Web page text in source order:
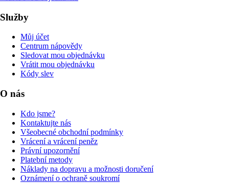
Služby
Můj účet
Centrum nápovědy
Sledovat mou objednávku
Vrátit mou objednávku
Kódy slev
O nás
Kdo jsme?
Kontaktujte nás
Všeobecné obchodní podmínky
Vrácení a vrácení peněz
Právní upozornění
Platební metody
Náklady na dopravu a možnosti doručení
Oznámení o ochraně soukromí